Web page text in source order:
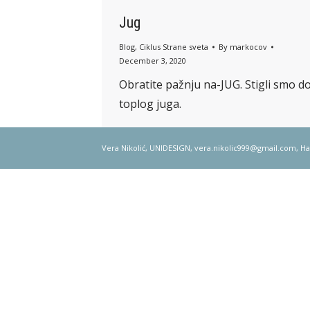
Jug
Blog, Ciklus Strane sveta By markocov
December 3, 2020
Obratite pažnju na-JUG. Stigli smo do
toplog juga.
Vera Nikolić, UNIDESIGN, vera.nikolic999@gmail.com,